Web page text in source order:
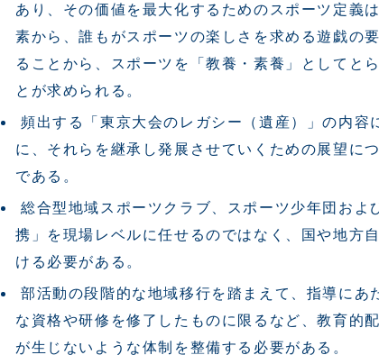
あり、その価値を最大化するためのスポーツ定義
素から、誰もがスポーツの楽しさを求める遊戯の
ることから、スポーツを「教養・素養」としてと
とが求められる。
頻出する「東京大会のレガシー（遺産）」の内容
に、それらを継承し発展させていくための展望に
である。
総合型地域スポーツクラブ、スポーツ少年団およ
携」を現場レベルに任せるのではなく、国や地方
ける必要がある。
部活動の段階的な地域移行を踏まえて、指導にあ
な資格や研修を修了したものに限るなど、教育的
が生じないような体制を整備する必要がある。